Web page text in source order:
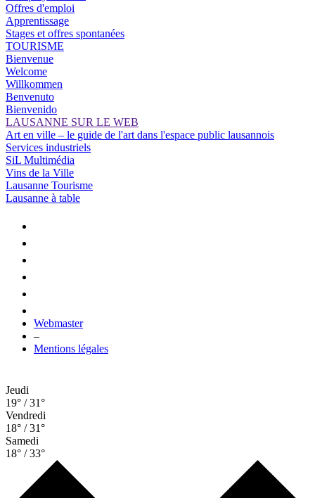
Offres d'emploi
Apprentissage
Stages et offres spontanées
TOURISME
Bienvenue
Welcome
Willkommen
Benvenuto
Bienvenido
LAUSANNE SUR LE WEB
Art en ville – le guide de l'art dans l'espace public lausannois
Services industriels
SiL Multimédia
Vins de la Ville
Lausanne Tourisme
Lausanne à table
Webmaster
–
Mentions légales
Jeudi
19° / 31°
Vendredi
18° / 31°
Samedi
18° / 33°